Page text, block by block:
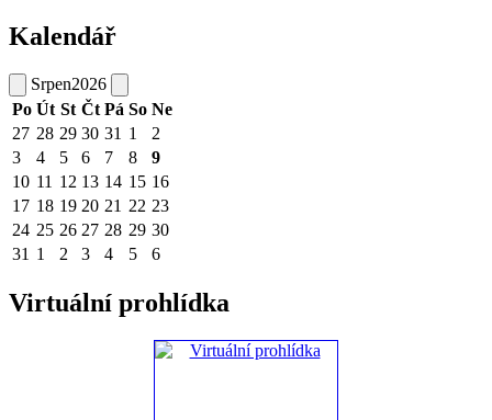
Kalendář
Srpen2026
Po Út St Čt Pá So Ne
27 28 29 30 31 1
2
3
4 5 6 7 8
9
10 11 12 13 14 15 16
17 18 19 20 21 22 23
24 25 26 27 28 29 30
31 1 2 3 4 5 6
Virtuální prohlídka